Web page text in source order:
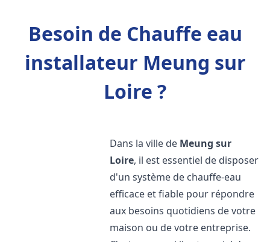
Besoin de Chauffe eau
installateur Meung sur
Loire ?
Dans la ville de Meung sur
Loire, il est essentiel de disposer
d'un système de chauffe-eau
efficace et fiable pour répondre
aux besoins quotidiens de votre
maison ou de votre entreprise.